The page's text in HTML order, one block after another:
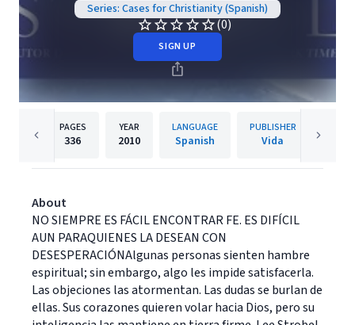
Series: Cases for Christianity (Spanish)
(0)
SIGN UP
PAGES
336
YEAR
2010
LANGUAGE
Spanish
PUBLISHER
Vida
About
NO SIEMPRE ES FÁCIL ENCONTRAR FE. ES DIFÍCIL
AUN PARAQUIENES LA DESEAN CON
DESESPERACIÓNAlgunas personas sienten hambre
espiritual; sin embargo, algo les impide satisfacerla.
Las objeciones las atormentan. Las dudas se burlan de
ellas. Sus corazones quieren volar hacia Dios, pero su